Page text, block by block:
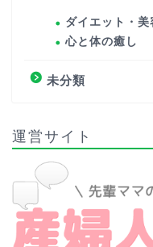
ダイエット・美
心と体の癒し
未分類
運営サイト